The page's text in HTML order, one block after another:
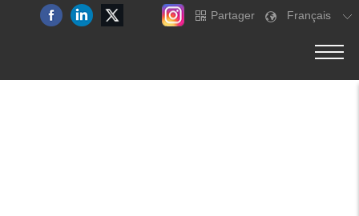
Français
Partager